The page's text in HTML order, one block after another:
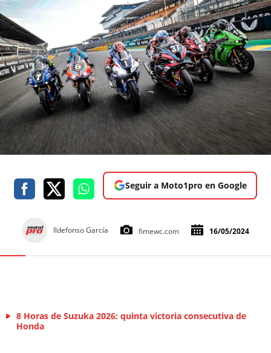
Seguir a Moto1pro en Google
lldefonso García fimewc.com 16/05/2024
8 Horas de Suzuka 2026: quinta victoria consecutiva de
Honda